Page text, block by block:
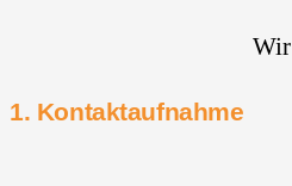
Wir
1. Kontaktaufnahme